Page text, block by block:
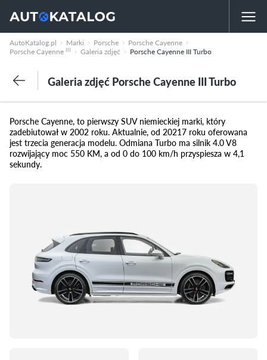
AutoKatalog.pl Marki Porsche
Porsche Cayenne
Porsche Cayenne III Galeria zdjęć Porsche Cayenne III Turbo
Galeria zdjęć Porsche Cayenne III Turbo
Porsche Cayenne, to pierwszy SUV niemieckiej marki, który
zadebiutował w 2002 roku. Aktualnie, od 20217 roku oferowana
jest trzecia generacja modelu. Odmiana Turbo ma silnik 4.0 V8
rozwijający moc 550 KM, a od 0 do 100 km/h przyspiesza w 4,1
sekundy.